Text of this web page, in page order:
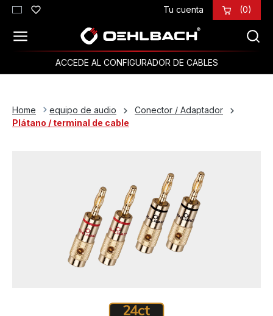
Saltar al contenido principal Tu cuenta (0)
ACCEDE AL CONFIGURADOR DE CABLES
Home equipo de audio
Conector / Adaptador
Plátano / terminal de cable